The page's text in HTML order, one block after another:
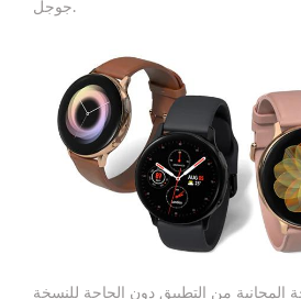
جوجل.
المجانية من التطبيق دون الحاجة للنسخة